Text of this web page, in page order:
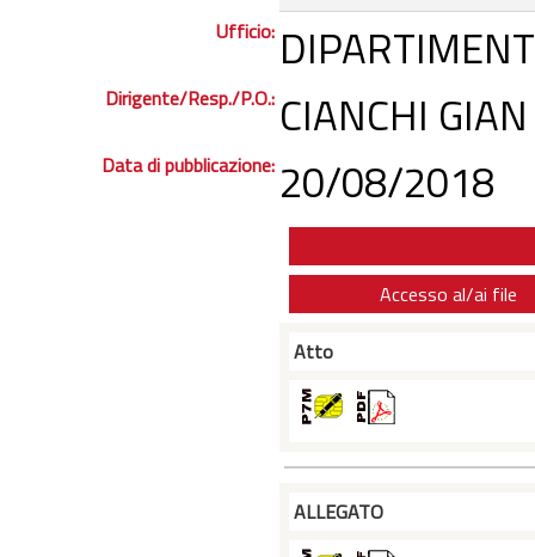
Ufficio:
Dirigente/Resp./P.O.: CIANCHI
Data di pubblicazione: 20/08/2018
Accesso al/ai file
Atto
ALLEGATO